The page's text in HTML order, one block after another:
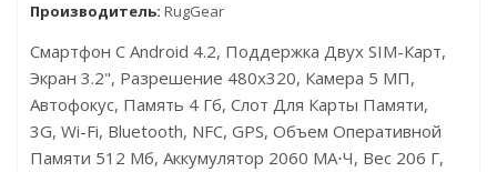
Производитель: RugGear
Смартфон С Android 4.2, Поддержка Двух SIM-Карт,
Экран 3.2", Разрешение 480x320, Камера 5 МП,
Автофокус, Память 4 Гб, Слот Для Карты Памяти,
3G, Wi-Fi, Bluetooth, NFC, GPS, Объем Оперативной
Памяти 512 Мб, Аккумулятор 2060 МА⋅ч, Вес 206 Г,